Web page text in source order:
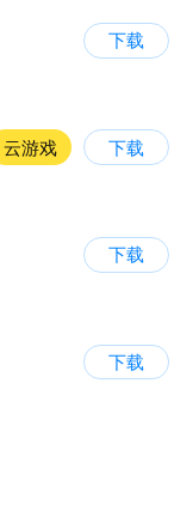
下载
云游戏 下载
下载
下载